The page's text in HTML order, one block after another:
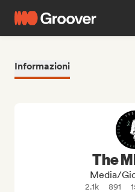
Informazioni
The
Media/
2.1k 891